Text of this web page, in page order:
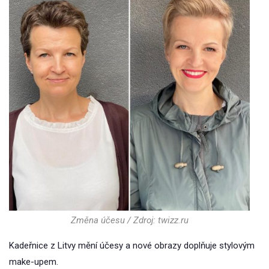
Změna účesu / Zdroj: twizz.ru
Kadeřnice z Litvy mění účesy a nové obrazy doplňuje stylovým
make-upem.